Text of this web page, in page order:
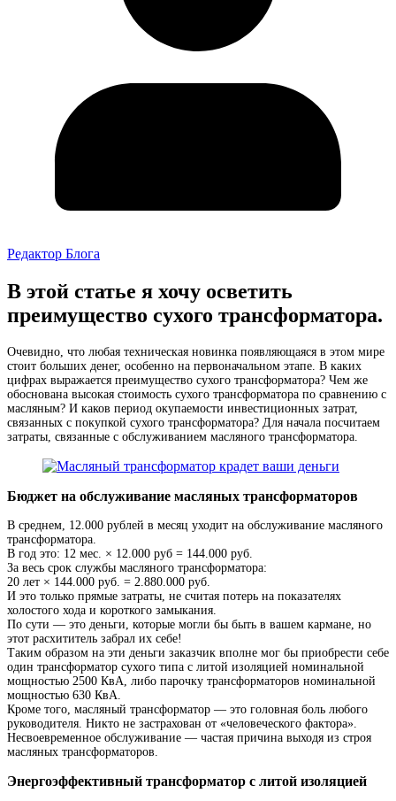
Редактор Блога
В этой статье я хочу осветить
преимущество сухого трансформатора.
Очевидно, что любая техническая новинка появляющаяся в этом мире
стоит больших денег, особенно на первоначальном этапе. В каких
цифрах выражается преимущество сухого трансформатора? Чем же
обоснована высокая стоимость сухого трансформатора по сравнению с
масляным? И каков период окупаемости инвестиционных затрат,
связанных с покупкой сухого трансформатора? Для начала посчитаем
затраты, связанные с обслуживанием масляного трансформатора.
Бюджет на обслуживание масляных трансформаторов
В среднем, 12.000 рублей в месяц уходит на обслуживание масляного
трансформатора.
В год это: 12 мес. × 12.000 руб = 144.000 руб.
За весь срок службы масляного трансформатора:
20 лет × 144.000 руб. = 2.880.000 руб.
И это только прямые затраты, не считая потерь на показателях
холостого хода и короткого замыкания.
По сути — это деньги, которые могли бы быть в вашем кармане, но
этот расхититель забрал их себе!
Таким образом на эти деньги заказчик вполне мог бы приобрести себе
один трансформатор сухого типа с литой изоляцией номинальной
мощностью 2500 КвА, либо парочку трансформаторов номинальной
мощностью 630 КвА.
Кроме того, масляный трансформатор — это головная боль любого
руководителя. Никто не застрахован от «человеческого фактора».
Несвоевременное обслуживание — частая причина выходя из строя
масляных трансформаторов.
Энергоэффективный трансформатор с литой изоляцией